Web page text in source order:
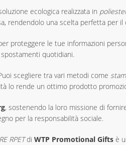
ecologica realizzata in
rendendolo una scelta perfetta per
proteggere le tue informazioni
quotidiani.
scegliere tra vari metodi come
rende un ottimo prodotto
, sostenendo la loro missione di
per la responsabilità sociale.
RPETdi WTP Promotional Gifts è